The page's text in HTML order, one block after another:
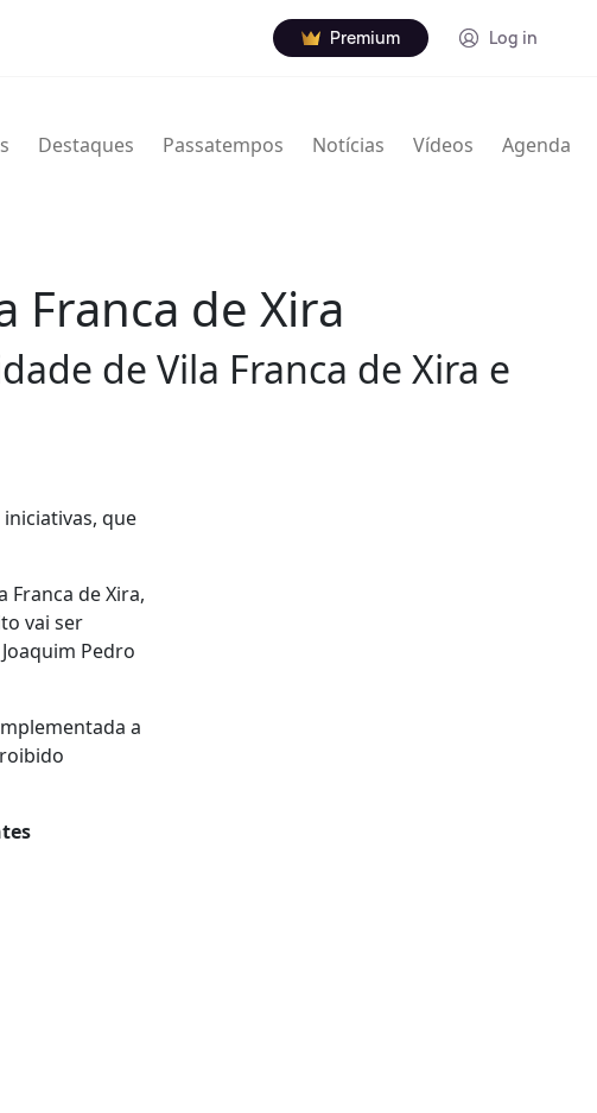
Premium Log in
Destaques Passatempos Notícias Vídeos Agenda
de Xira
de Vila Franca de Xira e
que
Franca de Xira,
vai ser
Pedro
a